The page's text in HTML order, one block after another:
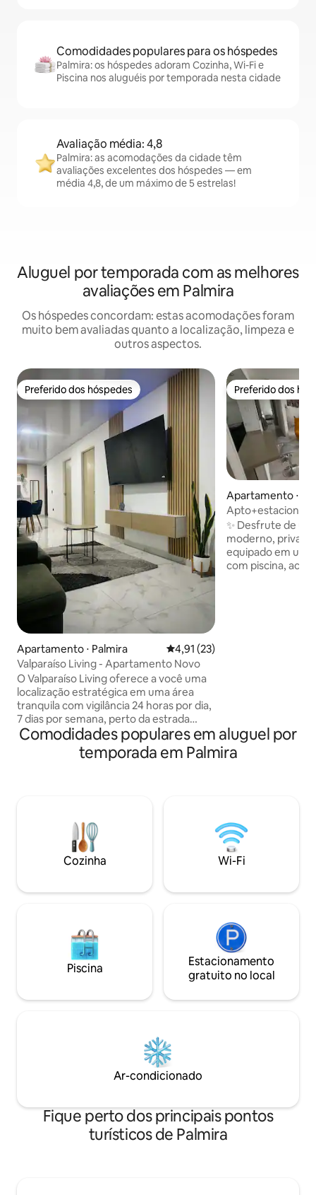
Comodidades populares para os hóspedes
Palmira: os hóspedes adoram Cozinha, Wi-Fi e
Piscina nos aluguéis por temporada nesta cidade
Avaliação média: 4,8
Palmira: as acomodações da cidade têm
avaliações excelentes dos hóspedes — em
média 4,8, de um máximo de 5 estrelas!
Aluguel por temporada com as melhores
avaliações em Palmira
Os hóspedes concordam: estas acomodações foram
muito bem avaliadas quanto a localização, limpeza e
outros aspectos.
Preferido dos hóspedes
Preferido dos hóspedes
Apartamento ⋅ Palmira 4,91 de uma avaliação média
4,91 (23)
Valparaíso Living - Apartamento Novo
O Valparaíso Living oferece a você uma
localização estratégica em uma área
tranquila com vigilância 24 horas por dia,
7 dias por semana, perto da estrada
principal para Cali, de universidades,
shoppings e com o aeroporto a apenas
15 minutos de distância. Transporte
varanda, cozinha equipada, Wi-Fi de alta
velocidade, SMART TV, área de
lavanderia, estacionamento para
motocicletas e ar condicionado.
Preferido dos
Preferido dos
Apartamento ⋅
Aeroporto de
✨ Desfrute de
moderno,
equipado em um
com piscina,
Comodidades populares em aluguel por
temporada em Palmira
Cozinha Wi-Fi
Piscina
Estacionamento
gratuito no local
Ar-condicionado
Fique perto dos principais pontos
turísticos de Palmira